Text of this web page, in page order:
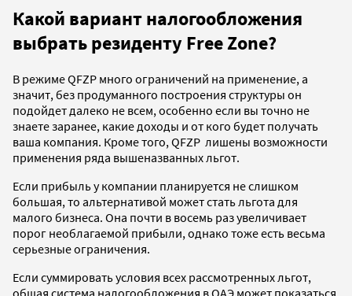
Какой вариант налогообложения
выбрать резиденту Free Zone?
В режиме QFZP много ограничений на применение, а
значит, без продуманного построения структуры он
подойдет далеко не всем, особенно если вы точно не
знаете заранее, какие доходы и от кого будет получать
ваша компания. Кроме того, QFZP лишены возможности
применения ряда вышеназванных льгот.
Если прибыль у компании планируется не слишком
большая, то альтернативой может стать льгота для
малого бизнеса. Она почти в восемь раз увеличивает
порог необлагаемой прибыли, однако тоже есть весьма
серьезные ограничения.
Если суммировать условия всех рассмотренных льгот,
общая система налогообложения в ОАЭ может показаться